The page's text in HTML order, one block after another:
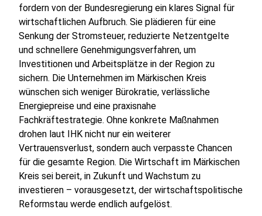
fordern von der Bundesregierung ein klares Signal für
wirtschaftlichen Aufbruch. Sie plädieren für eine
Senkung der Stromsteuer, reduzierte Netzentgelte
und schnellere Genehmigungsverfahren, um
Investitionen und Arbeitsplätze in der Region zu
sichern. Die Unternehmen im Märkischen Kreis
wünschen sich weniger Bürokratie, verlässliche
Energiepreise und eine praxisnahe
Fachkräftestrategie. Ohne konkrete Maßnahmen
drohen laut IHK nicht nur ein weiterer
Vertrauensverlust, sondern auch verpasste Chancen
für die gesamte Region. Die Wirtschaft im Märkischen
Kreis sei bereit, in Zukunft und Wachstum zu
investieren – vorausgesetzt, der wirtschaftspolitische
Reformstau werde endlich aufgelöst.